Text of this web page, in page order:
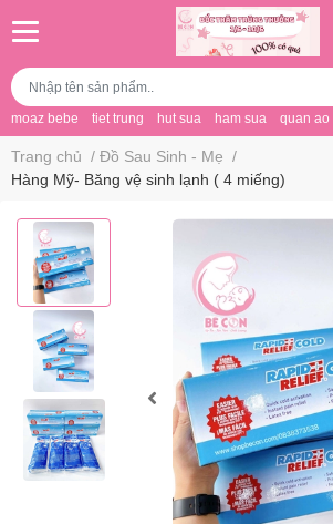
moaz bebe tiet trung hut sua ham sua quan ao
Trang chủ / Đồ Sau Sinh - Mẹ /
Hàng Mỹ- Băng vệ sinh lạnh ( 4 miếng)